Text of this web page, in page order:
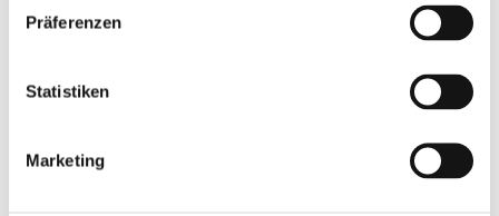
Präferenzen
Statistiken
Marketing
individuellen Lösungen bereit sind. Durch die flexiblen
Stundenpläne und die individualisierten Lernformen und
hat der angehende Tänzer*in die Möglichkeit, dass sich,
gemäss Leitgedanken der KuSS ZO, „seine Begabung im
Ob der Vielfalt der Modelle ist es sehr schwierig, diese